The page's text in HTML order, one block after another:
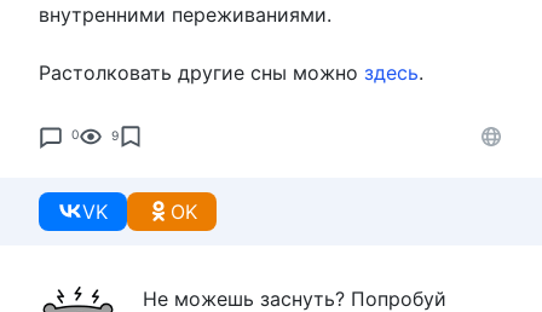
внутренними переживаниями.
Растолковать другие сны можно здесь.
0 9
VK OK
Не можешь заснуть? Попробуй